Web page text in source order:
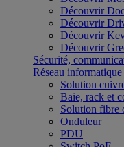
Découvrir
Découvrir
Découvrir
Découvrir
Sécurité,
Réseau informatique
Solution
Baie, rack et
Solution fibre
Onduleur
PDU